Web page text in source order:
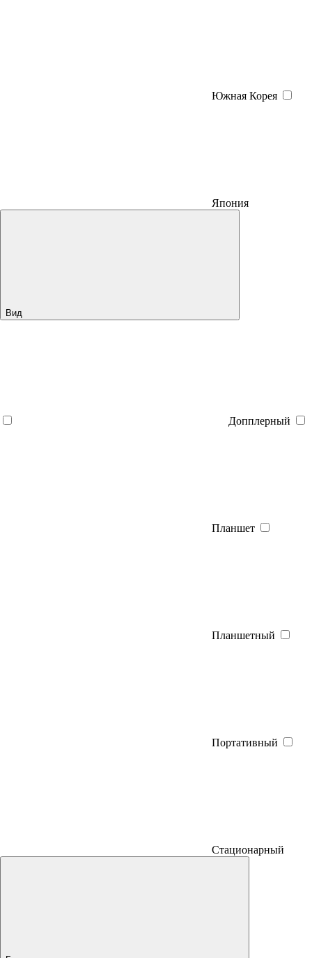
Южная Корея
Япония
Вид
Допплерный
Планшет
Планшетный
Портативный
Стационарный